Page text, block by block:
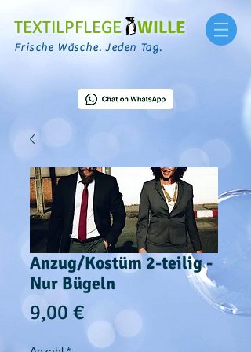
TEXTILPFLEGEWILLE
Frische Wäsche. Jeden Tag.
Anzug/Kostüm 2-teilig -
Nur Bügeln
9,00 € Preis